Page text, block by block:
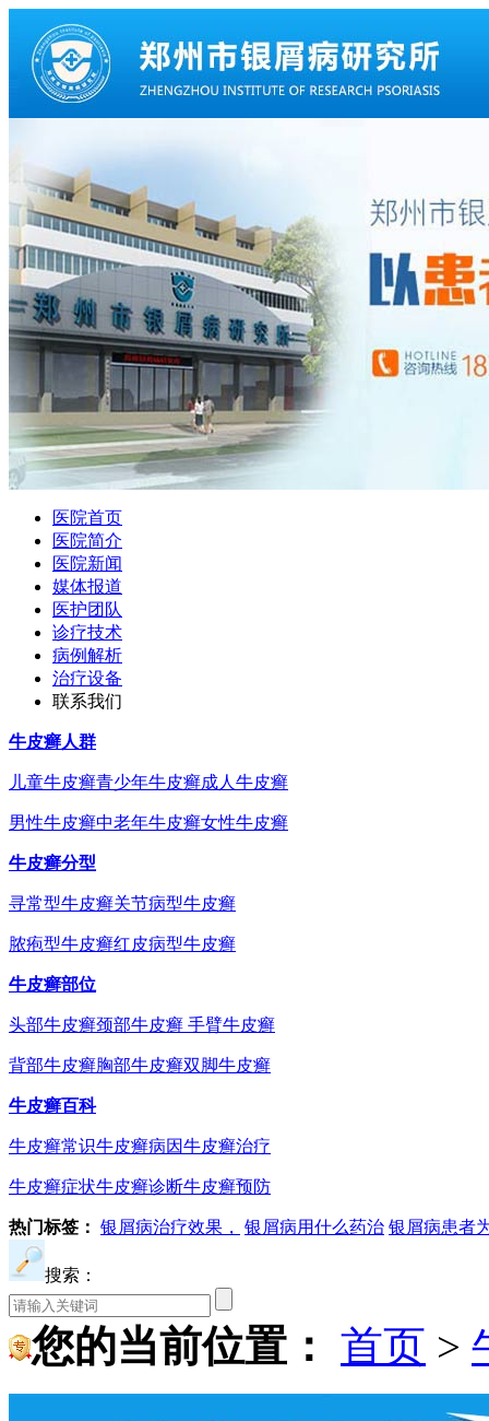
医院首页
医院简介
医院新闻
媒体报道
医护团队
诊疗技术
病例解析
治疗设备
联系我们
牛皮癣人群
儿童牛皮癣青少年牛皮癣成人牛皮癣
男性牛皮癣中老年牛皮癣女性牛皮癣
牛皮癣分型
寻常型牛皮癣关节病型牛皮癣
脓疱型牛皮癣红皮病型牛皮癣
牛皮癣部位
头部牛皮癣颈部牛皮癣 手臂牛皮癣
背部牛皮癣胸部牛皮癣双脚牛皮癣
牛皮癣百科
牛皮癣常识牛皮癣病因牛皮癣治疗
牛皮癣症状牛皮癣诊断牛皮癣预防
热门标签： 银屑病治疗效果， 银屑病用什么药治 银屑病患者
搜索：
您的当前位置： 首页 >